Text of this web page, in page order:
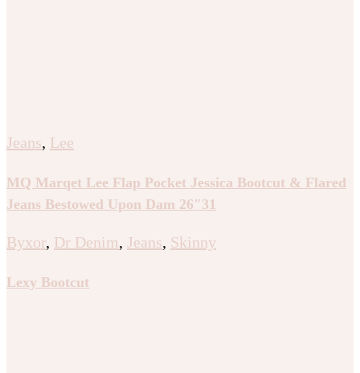
Jeans, Lee
MQ Marqet Lee Flap Pocket Jessica Bootcut & Flared
Jeans Bestowed Upon Dam 26″31
Byxor, Dr Denim, Jeans, Skinny
Lexy Bootcut